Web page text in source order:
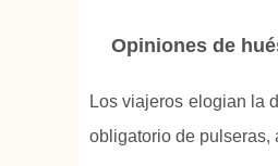
Opiniones de
Los viajeros elogian la
obligatorio de pulseras,